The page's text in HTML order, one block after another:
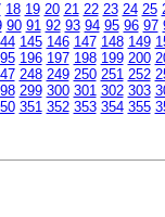
18 19 20 21 22 23 24 25
90 91 92 93 94 95 96 97
145 146 147 148 149
196 197 198 199 200
248 249 250 251 252
299 300 301 302 303
351 352 353 354 355